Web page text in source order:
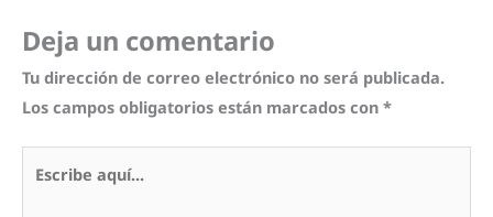
Deja un comentario
Tu dirección de correo electrónico no será publicada.
Los campos obligatorios están marcados con *